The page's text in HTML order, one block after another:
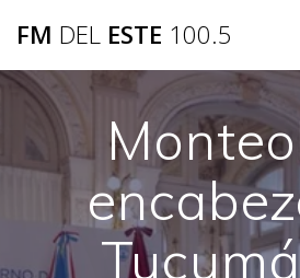
FM DEL ESTE 100.5